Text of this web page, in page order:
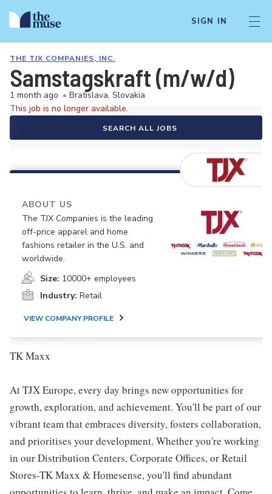
SIGN IN
THE TJX COMPANIES, INC.
Samstagskraft (m/w/d)
1 month ago • Bratislava, Slovakia
This job is no longer available.
SEARCH ALL JOBS
ABOUT US
The TJX Companies is the leading
off-price apparel and home
fashions retailer in the U.S. and
worldwide.
Size: 10000+ employees
Industry: Retail
VIEW COMPANY PROFILE
TK Maxx
At TJX Europe, every day brings new opportunities for
growth, exploration, and achievement. You'll be part of our
vibrant team that embraces diversity, fosters collaboration,
and prioritises your development. Whether you're working
in our Distribution Centers, Corporate Offices, or Retail
Stores-TK Maxx & Homesense, you'll find abundant